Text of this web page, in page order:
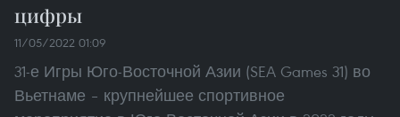
цифры
11/05/2022 01:09
31-е Игры Юго-Восточной Азии (SEA Games 31) во
Вьетнаме – крупнейшее спортивное